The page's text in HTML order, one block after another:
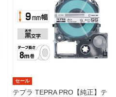
セール
テプラ TEPRA PRO【純正】テ